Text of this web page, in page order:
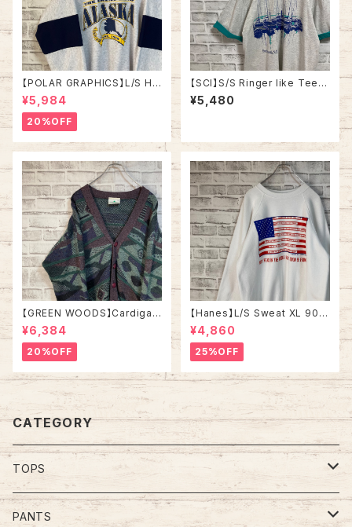
【POLAR GRAPHICS】L/S Hal
fZip Sweat XL Made in US
A 90s “ALASKA” スーベニア
ハーフジップスウェット トレーナ
ー アラスカ お土産モノ vintag
e ヴィンテージ アメリカ USA
古着
¥5,984
20%OFF
【SCI】S/S Ringer like Tee X
L 90s Made in USA vintage
リンガーライク レイヤード Tシ
リカ USA レトロ 古着
¥5,480
【GREEN WOODS】Cardigan
L相当 Made in BRITAIN “EU
RO LINE” カーディガン 総柄 ウ
ール混合 イギリス製 ユーロライ
ン ヨーロッパ 古着
¥6,384
20%OFF
【Hanes】L/S Sweat XL 90s
ヘインズ スウェット トレーナー
星条旗 企業モノ vintage ヴィ
ンテージ アメリカ USA 古着
¥4,860
25%OFF
CATEGORY
TOPS
Tee
PANTS